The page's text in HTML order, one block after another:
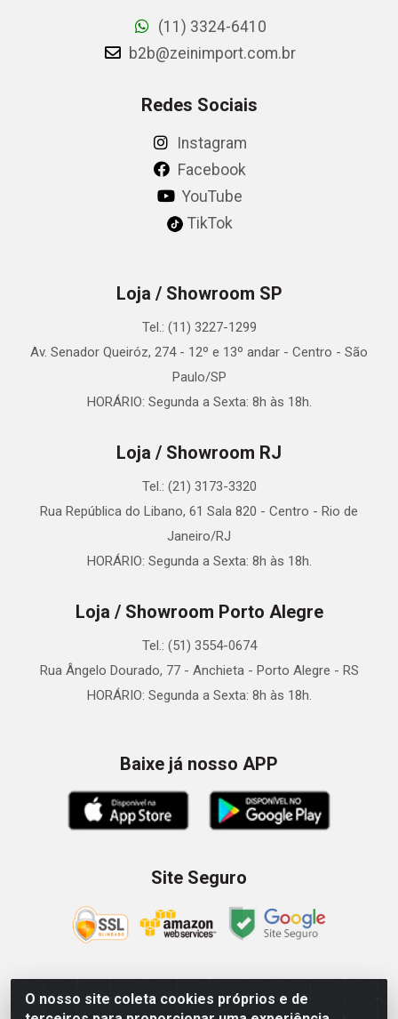
O nosso site coleta cookies próprios e de
(11) 3324-6410
b2b@zeinimport.com.br
Redes Sociais
Instagram
Facebook
YouTube
TikTok
Loja / Showroom SP
Tel.: (11) 3227-1299
Av. Senador Queiróz, 274 - 12º e 13º andar - Centro - São
Paulo/SP
HORÁRIO: Segunda a Sexta: 8h às 18h.
Loja / Showroom RJ
Tel.: (21) 3173-3320
Rua República do Libano, 61 Sala 820 - Centro - Rio de
Janeiro/RJ
HORÁRIO: Segunda a Sexta: 8h às 18h.
Loja / Showroom Porto Alegre
Tel.: (51) 3554-0674
Rua Ângelo Dourado, 77 - Anchieta - Porto Alegre - RS
HORÁRIO: Segunda a Sexta: 8h às 18h.
Baixe já nosso APP
Site Seguro
Zein Importação e Comércio LTDA - Av. Senador Queiróz, 274